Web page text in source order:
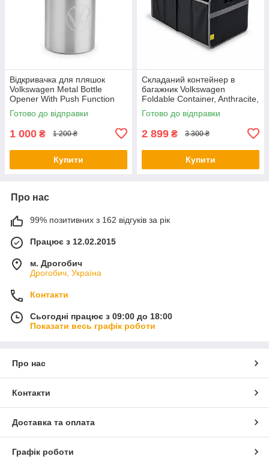
Відкривачка для пляшок
Volkswagen Metal Bottle
Opener With Push Function
NM, артикул
000087703LTJKA
Готово до відправки
1 000 ₴ 1 200 ₴
Купити
Складаний контейнер в
багажник Volkswagen
Foldable Container, Anthracite,
артикул 5H0061104
Готово до відправки
2 899 ₴ 3 300 ₴
Купити
Про нас
99% позитивних з 162 відгуків за рік
Працює з 12.02.2015
м. Дрогобич
Дрогобич, Україна
Контакти
Сьогодні працює з 09:00 до 18:00
Показати весь графік роботи
Про нас
Контакти
Доставка та оплата
Графік роботи